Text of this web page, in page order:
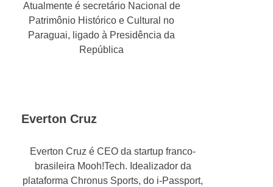
Atualmente é secretário Nacional de
Patrimônio Histórico e Cultural no
Paraguai, ligado à Presidência da
República
Everton Cruz
Everton Cruz é CEO da startup franco-
brasileira Mooh!Tech. Idealizador da
plataforma Chronus Sports, do i-Passport,